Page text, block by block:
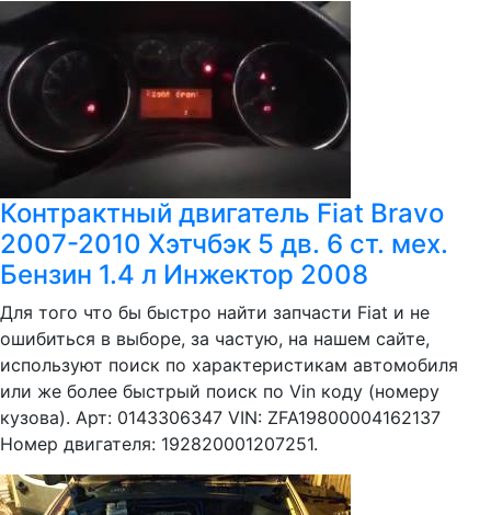
Контрактный двигатель Fiat Bravo
2007-2010 Хэтчбэк 5 дв. 6 ст. мех.
Бензин 1.4 л Инжектор 2008
Для того что бы быстро найти запчасти Fiat и не
ошибиться в выборе, за частую, на нашем сайте,
используют поиск по характеристикам автомобиля
или же более быстрый поиск по Vin коду (номеру
кузова). Арт: 0143306347 VIN: ZFA19800004162137
Номер двигателя: 192820001207251.